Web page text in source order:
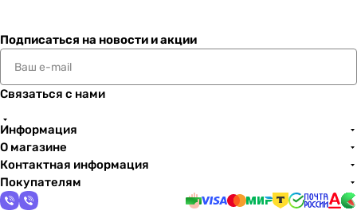
Подписаться на новости и акции
Связаться с нами
Информация
О магазине
Контактная информация
Покупателям